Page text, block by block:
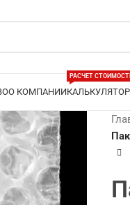
О КОМПАНИИКАЛЬКУЛЯТОР
РАСЧЕТ